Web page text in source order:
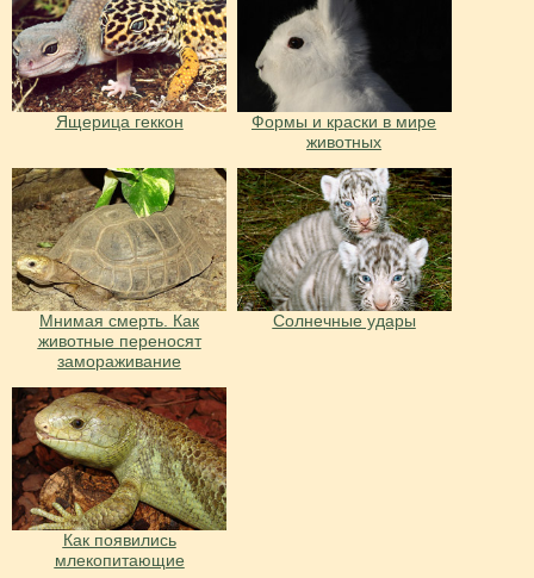
Ящерица геккон
Формы и краски в мире
животных
Мнимая смерть. Как
животные переносят
замораживание
Солнечные удары
Как появились
млекопитающие